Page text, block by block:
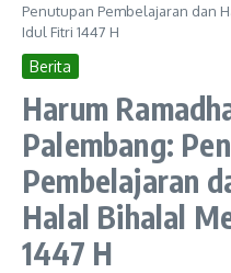
Penutupan Pembelajaran dan
Idul Fitri 1447 H
Berita
Harum
Palembang:
Pembelajaran
Halal Bihalal
1447 H